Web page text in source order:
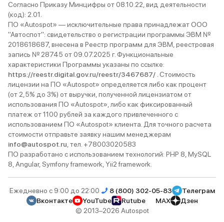
Согласно Приказу Минцифры от 08.10.22, вид деятельности
(код): 2.01.
ПО «Autospot» — исключительные права принадлежат ООО
"Автоспот": свидетельство о регистрации программы ЭВМ №
2018618687, внесена в Реестр программ для ЭВМ, реестровая
запись № 28745 от 09.07.2025 г. Функциональные
характеристики Программы указаны по ссылке:
https://reestr.digital.gov.ru/reestr/3467687/ . Стоимость
лицензии на ПО «Autospot» определяется либо как процент
(от 2,5% до 3%) от выручки, полученной лицензиатом от
использования ПО «Autospot», либо как фиксированный
платеж от 1100 рублей за каждого привлеченного с
использованием ПО «Autospot» клиента. Для точного расчета
стоимости отправьте заявку нашим менеджерам
info@autospot.ru , тел. +78003020583
ПО разработано с использованием технологий: PHP 8, MySQL
8, Angular, Symfony framework, Yii2 framework.
Ежедневно с 9:00 до 22:00 8 (800) 302-05-83
Телеграм
Вконтакте
YouTube Rutube MAX
Дзен
© 2013–2026 Autospot